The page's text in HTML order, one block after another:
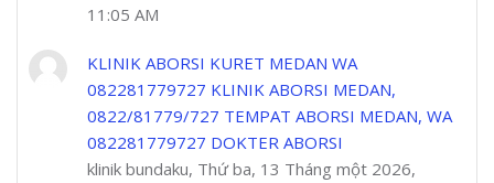
11:05 AM
KLINIK ABORSI KURET MEDAN WA
082281779727 KLINIK ABORSI MEDAN,
0822/81779/727 TEMPAT ABORSI MEDAN, WA
082281779727 DOKTER ABORSI
klinik bundaku, Thứ ba, 13 Tháng một 2026,